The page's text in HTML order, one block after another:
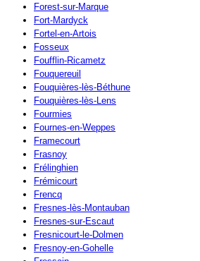
Forest-sur-Marque
Fort-Mardyck
Fortel-en-Artois
Fosseux
Foufflin-Ricametz
Fouquereuil
Fouquières-lès-Béthune
Fouquières-lès-Lens
Fourmies
Fournes-en-Weppes
Framecourt
Frasnoy
Frélinghien
Frémicourt
Frencq
Fresnes-lès-Montauban
Fresnes-sur-Escaut
Fresnicourt-le-Dolmen
Fresnoy-en-Gohelle